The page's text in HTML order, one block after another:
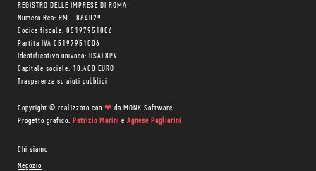
REGISTRO DELLE IMPRESE DI ROMA
Numero Rea: RM - 864029
Codice fiscale: 05197951006
Partita IVA 05197951006
Identificativo univoco: USAL8PV
Capitale sociale: 10.400 EURO
Trasparenza su aiuti pubblici
Copyright © realizzato con ❤ da MONK Software
Progetto grafico: Patrizio Marini e Agnese Pagliarini
Chi siamo
Negozio